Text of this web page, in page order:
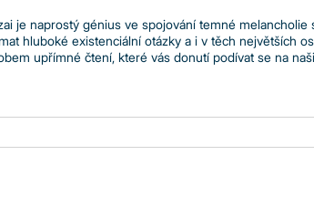
je naprostý génius ve spojování temné
hluboké existenciální otázky a i v těch největších
upřímné čtení, které vás donutí podívat se na